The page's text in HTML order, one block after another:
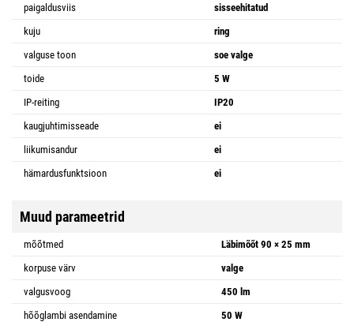
paigaldusviis
sisseehitatud
kuju
ring
valguse toon
soe valge
toide
5 W
IP-reiting
IP20
kaugjuhtimisseade
ei
liikumisandur
ei
hämardusfunktsioon
ei
Muud parameetrid
mõõtmed
Läbimõõt 90 × 25 mm
korpuse värv
valge
valgusvoog
450 lm
hõõglambi asendamine
50 W